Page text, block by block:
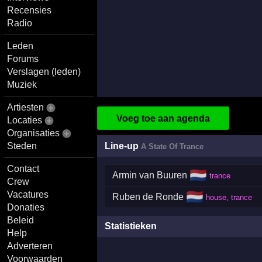
Recensies
Radio
Leden
Forums
Verslagen (leden)
Muziek
Artiesten
Locaties
Organisaties
Steden
Contact
Crew
Vacatures
Donaties
Beleid
Help
Adverteren
Voorwaarden
Voeg toe aan agenda
Line-up A State Of Trance
Armin van Buuren 🇳🇱 trance
Ruben de Ronde 🇳🇱 house, trance
Statistieken